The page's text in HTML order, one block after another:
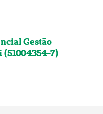
Gestão
(51004354-7)